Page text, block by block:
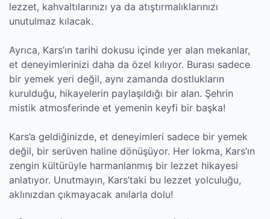
lezzet, kahvaltılarınızı ya da atıştırmalıklarınızı
unutulmaz kılacak.
Ayrıca, Kars’ın tarihi dokusu içinde yer alan mekanlar,
et deneyimlerinizi daha da özel kılıyor. Burası sadece
bir yemek yeri değil, aynı zamanda dostlukların
kurulduğu, hikayelerin paylaşıldığı bir alan. Şehrin
mistik atmosferinde et yemenin keyfi bir başka!
Kars’a geldiğinizde, et deneyimleri sadece bir yemek
değil, bir serüven haline dönüşüyor. Her lokma, Kars’ın
zengin kültürüyle harmanlanmış bir lezzet hikayesi
anlatıyor. Unutmayın, Kars’taki bu lezzet yolculuğu,
aklınızdan çıkmayacak anılarla dolu!